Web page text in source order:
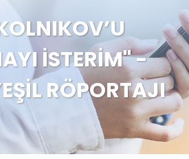
İSTERİM" -
RÖPORTAJI